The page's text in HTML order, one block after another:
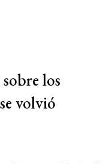
los
volvió